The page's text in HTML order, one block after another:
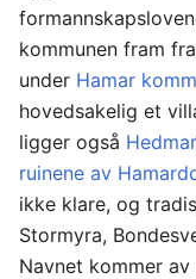
kommunen fram
under Hamar
hovedsakelig et
ligger også
ruinene av
ikke klare, og
Stormyra,
Navnet kommer